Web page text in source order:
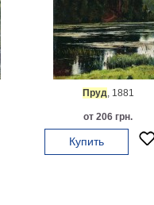
Пруд, 1881
от 206 грн.
Купить